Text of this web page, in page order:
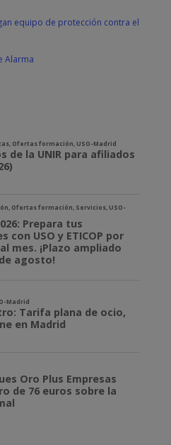
equipo de protección contra el
Alarma